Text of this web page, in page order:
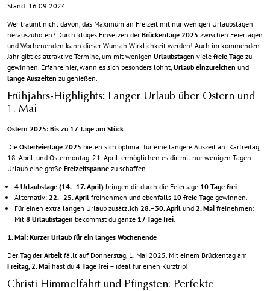
Stand: 16.09.2024
Wer träumt nicht davon, das Maximum an Freizeit mit nur wenigen Urlaubstagen
herauszuholen? Durch kluges Einsetzen der Brückentage 2025 zwischen Feiertagen
und Wochenenden kann dieser Wunsch Wirklichkeit werden! Auch im kommenden
Jahr gibt es attraktive Termine, um mit wenigen Urlaubstagen viele freie Tage zu
gewinnen. Erfahre hier, wann es sich besonders lohnt, Urlaub einzureichen und
lange Auszeiten zu genießen.
Frühjahrs-Highlights: Langer Urlaub über Ostern und
1. Mai
Ostern 2025: Bis zu 17 Tage am Stück
Die Osterfeiertage 2025 bieten sich optimal für eine längere Auszeit an: Karfreitag,
18. April, und Ostermontag, 21. April, ermöglichen es dir, mit nur wenigen Tagen
Urlaub eine große Freizeitspanne zu schaffen.
4 Urlaubstage (14.–17. April) bringen dir durch die Feiertage 10 Tage frei
Alternativ: 22.–25. April freinehmen und ebenfalls 10 freie Tage gewinnen.
Für einen extra langen Urlaub zusätzlich 28.–30. April und 2. Mai freinehmen:
Mit 8 Urlaubstagen bekommst du ganze 17 Tage frei
1. Mai: Kurzer Urlaub für ein langes Wochenende
Der Tag der Arbeit fällt auf Donnerstag, 1. Mai 2025. Mit einem Brückentag am
Freitag, 2. Mai hast du 4 Tage frei – ideal für einen Kurztrip!
Christi Himmelfahrt und Pfingsten: Perfekte